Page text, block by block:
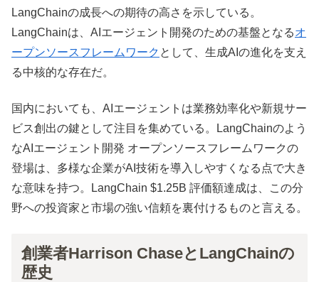
LangChainの成長への期待の高さを示している。
LangChainは、AIエージェント開発のための基盤となるオ
ープンソースフレームワーク として、生成AIの進化を支え
る中核的な存在だ。
国内においても、AIエージェントは業務効率化や新規サー
ビス創出の鍵として注目を集めている。LangChainのよう
なAIエージェント開発 オープンソースフレームワークの
登場は、多様な企業がAI技術を導入しやすくなる点で大き
な意味を持つ。LangChain $1.25B 評価額達成は、この分
野への投資家と市場の強い信頼を裏付けるものと言える。
創業者Harrison ChaseとLangChainの
歴史